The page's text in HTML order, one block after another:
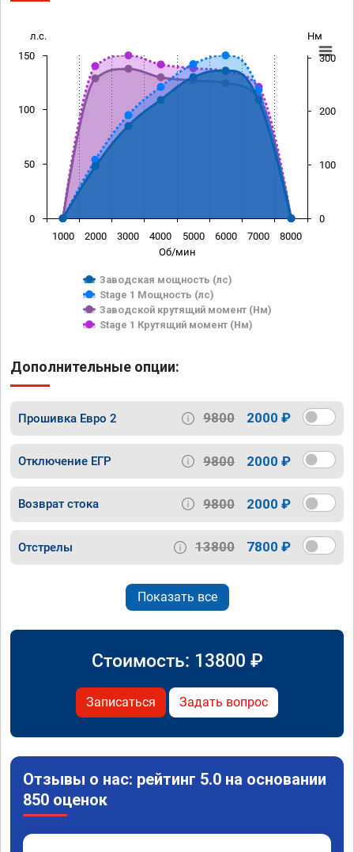
Об/мин
л.с. Нм
Заводская мощность (лс)
Stage 1 Мощность (лс)
Заводской крутящий момент (Нм)
Stage 1 Крутящий момент (Нм)
1000 2000 3000 4000 5000 6000 7000 8000
0
50
100
150
0
100
200
300
Дополнительные опции:
Прошивка Евро 2 9800 2000 ₽
Отключение ЕГР 9800 2000 ₽
Возврат стока 9800 2000 ₽
Отстрелы 13800 7800 ₽
Показать все
Стоимость: 13800 ₽
Записаться Задать вопрос
Отзывы о нас: рейтинг 5.0 на основании
850 оценок